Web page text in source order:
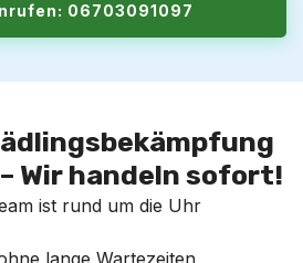
06703091097
Wir handeln sofort!
ist rund um die Uhr
lange Wartezeiten